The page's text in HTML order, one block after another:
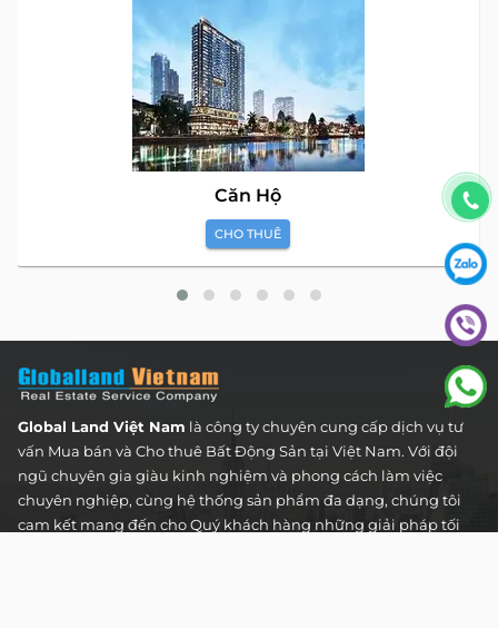
Căn Hộ
CHO THUÊ
Global Land Việt Nam là công ty chuyên cung cấp dịch vụ tư
vấn Mua bán và Cho thuê Bất Động Sản tại Việt Nam. Với đội
ngũ chuyên gia giàu kinh nghiệm và phong cách làm việc
chuyên nghiệp, cùng hệ thống sản phẩm đa dạng, chúng tôi
cam kết mang đến cho Quý khách hàng những giải pháp tối